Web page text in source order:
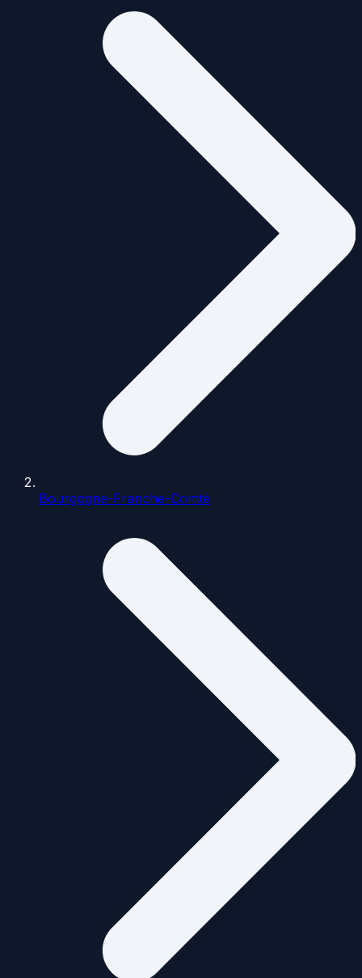
Bourgogne-Franche-Comté